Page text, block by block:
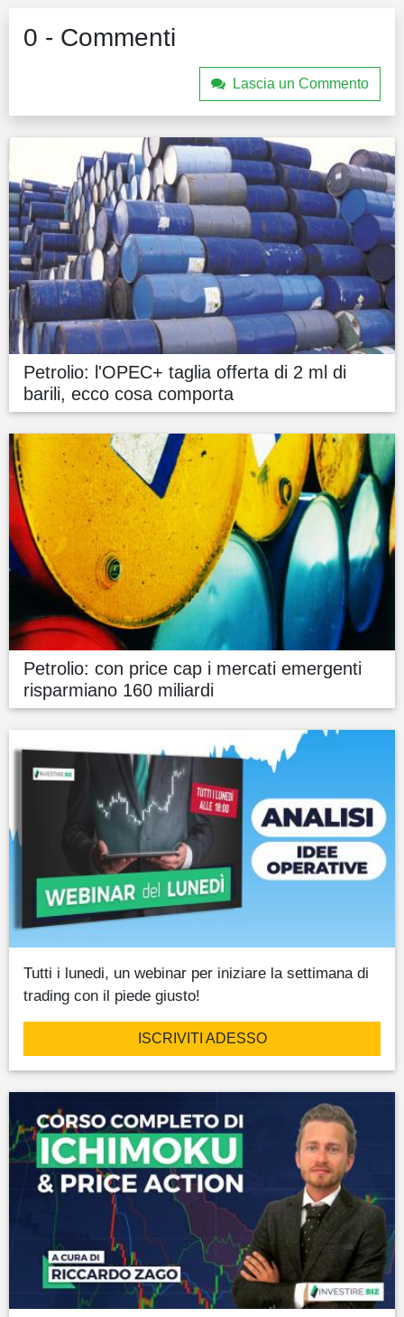
0 - Commenti
Lascia un Commento
Petrolio: l'OPEC+ taglia offerta di 2 ml di
barili, ecco cosa comporta
Petrolio: con price cap i mercati emergenti
risparmiano 160 miliardi
Tutti i lunedi, un webinar per iniziare la settimana di
trading con il piede giusto!
ISCRIVITI ADESSO